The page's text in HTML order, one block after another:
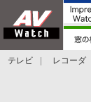
テレビ レコーダ